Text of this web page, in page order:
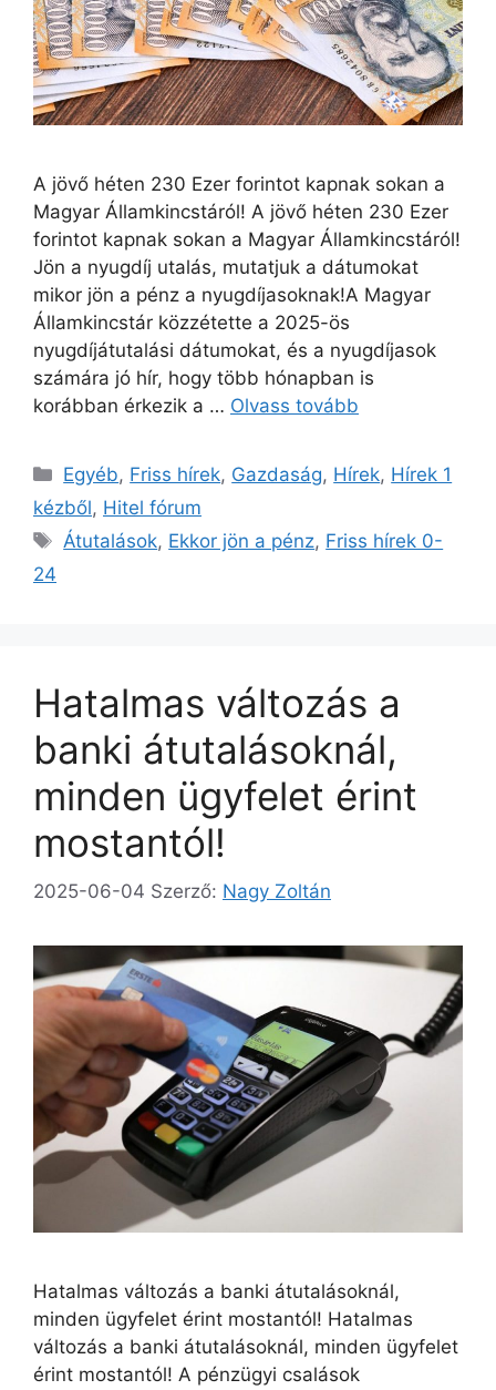
A jövő héten 230 Ezer forintot kapnak sokan a
Magyar Államkincstáról! A jövő héten 230 Ezer
forintot kapnak sokan a Magyar Államkincstáról!
Jön a nyugdíj utalás, mutatjuk a dátumokat
mikor jön a pénz a nyugdíjasoknak!A Magyar
Államkincstár közzétette a 2025-ös
nyugdíjátutalási dátumokat, és a nyugdíjasok
számára jó hír, hogy több hónapban is
korábban érkezik a … Olvass tovább
Kategória
Egyéb, Friss hírek, Gazdaság, Hírek, Hírek 1
kézből, Hitel fórum
Címkék
Átutalások, Ekkor jön a pénz, Friss hírek 0-
24
Hatalmas változás a
banki átutalásoknál,
minden ügyfelet érint
mostantól!
2025-06-04 Szerző: Nagy Zoltán
Hatalmas változás a banki átutalásoknál,
minden ügyfelet érint mostantól! Hatalmas
változás a banki átutalásoknál, minden ügyfelet
érint mostantól! A pénzügyi csalások